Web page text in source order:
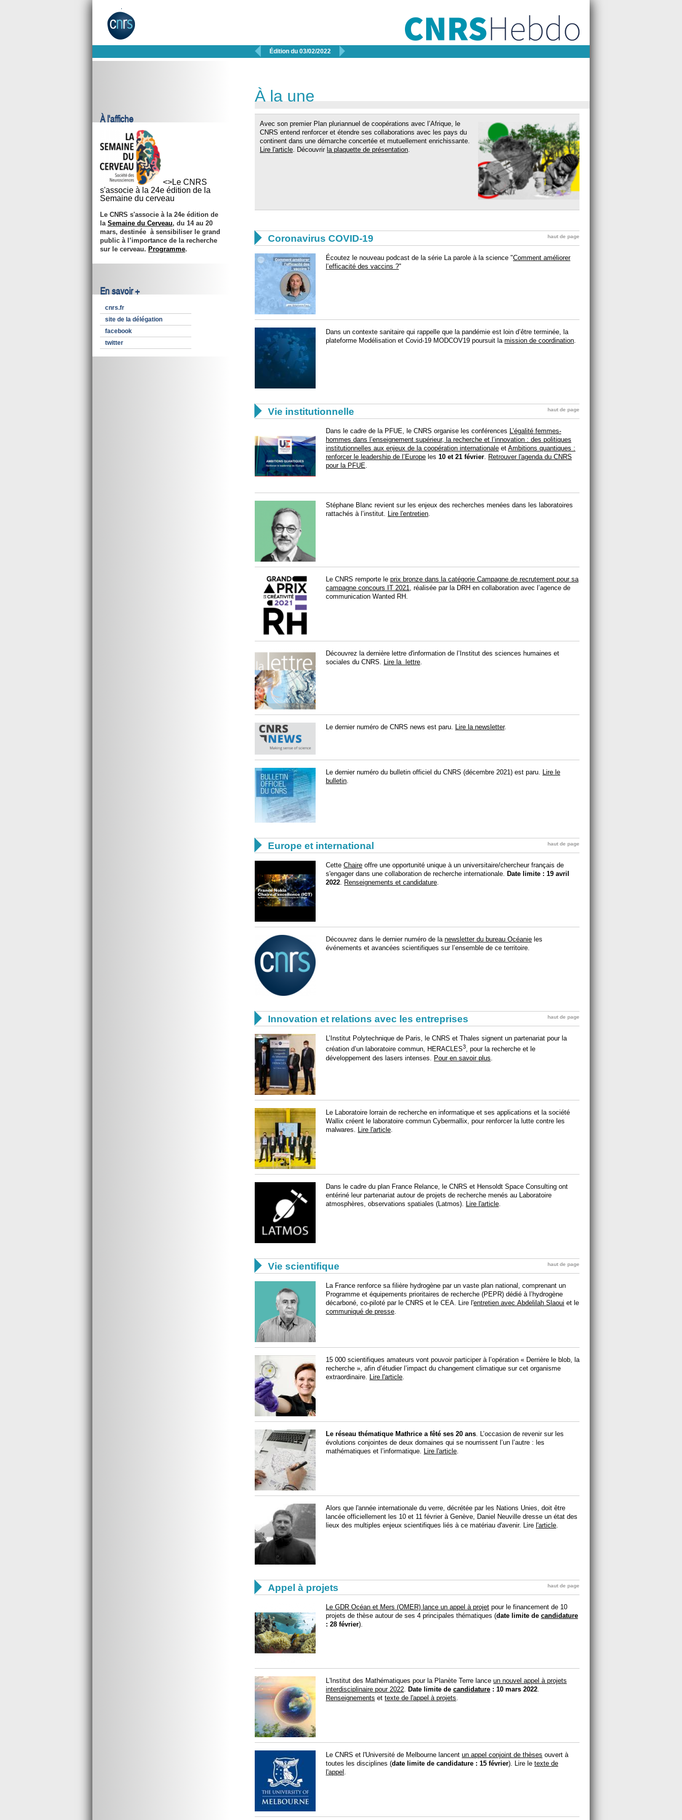
 Édition du 03/02/2022 
À l'affiche
<>Le CNRS
s'associe à la 24e édition de la
Semaine du cerveau
Le CNRS s'associe à la 24e édition de
la Semaine du Cerveau, du 14 au 20
mars, destinée à sensibiliser le grand
public à l’importance de la recherche
sur le cerveau. Programme.
En savoir +
cnrs.fr
site de la délégation
facebook
twitter
À la une
Avec son premier Plan pluriannuel de coopérations avec l’Afrique, le
CNRS entend renforcer et étendre ses collaborations avec les pays du
continent dans une démarche concertée et mutuellement enrichissante.
Lire l'article. Découvrir la plaquette de présentation.
 Coronavirus COVID-19 haut de page
Écoutez le nouveau podcast de la série La parole à la science "Comment améliorer
l’efficacité des vaccins ?"
​Dans un contexte sanitaire qui rappelle que la pandémie est loin d’être terminée, la
plateforme Modélisation et Covid-19 MODCOV19 poursuit la mission de coordination.
 Vie institutionnelle haut de page
Dans le cadre de la PFUE, le CNRS organise les conférences L’égalité femmes-
hommes dans l’enseignement supérieur, la recherche et l’innovation : des politiques
institutionnelles aux enjeux de la coopération internationale et Ambitions quantiques :
renforcer le leadership de l’Europe les 10 et 21 février. Retrouver l'agenda du CNRS
pour la PFUE.
Stéphane Blanc revient sur les enjeux des recherches menées dans les laboratoires
rattachés à l’institut. Lire l'entretien.
​Le CNRS remporte le prix bronze dans la catégorie Campagne de recrutement pour sa
campagne concours IT 2021, réalisée par la DRH en collaboration avec l’agence de
communication Wanted RH.
Découvrez la dernière lettre d'information de l’Institut des sciences humaines et
sociales du CNRS. Lire la lettre.
Le dernier numéro de CNRS news est paru. Lire la newsletter.
Le dernier numéro du bulletin officiel du CNRS (décembre 2021) est paru. Lire le
bulletin.
 Europe et international haut de page
Cette Chaire offre une opportunité unique à un universitaire/chercheur français de
s'engager dans une collaboration de recherche internationale. Date limite : 19 avril
2022. Renseignements et candidature.
Découvrez dans le dernier numéro de la newsletter du bureau Océanie les
événements et avancées scientifiques sur l’ensemble de ce territoire.
 Innovation et relations avec les entreprises haut de page
L’Institut Polytechnique de Paris, le CNRS et Thales signent un partenariat pour la
création d’un laboratoire commun, HERACLES3, pour la recherche et le
développement des lasers intenses. Pour en savoir plus
Le Laboratoire lorrain de recherche en informatique et ses applications et la société
Wallix créent le laboratoire commun Cybermallix, pour renforcer la lutte contre les
malwares. Lire l'article.
Dans le cadre du plan France Relance, le CNRS et Hensoldt Space Consulting ont
entériné leur partenariat autour de projets de recherche menés au Laboratoire
atmosphères, observations spatiales (Latmos). Lire l'article.
 Vie scientifique haut de page
La France renforce sa filière hydrogène par un vaste plan national, comprenant un
Programme et équipements prioritaires de recherche (PEPR) dédié à l’hydrogène
décarboné, co-piloté par le CNRS et le CEA. Lire l'entretien avec Abdelilah Slaoui et le
communiqué de presse.
15 000 scientifiques amateurs vont pouvoir participer à l’opération « Derrière le blob, la
recherche », afin d’étudier l’impact du changement climatique sur cet organisme
extraordinaire. Lire l'article.
Le réseau thématique Mathrice a fêté ses 20 ans. L’occasion de revenir sur les
évolutions conjointes de deux domaines qui se nourrissent l’un l’autre : les
mathématiques et l’informatique. Lire l'article.
Alors que l'année internationale du verre, décrétée par les Nations Unies, doit être
lancée officiellement les 10 et 11 février à Genève, Daniel Neuville dresse un état des
lieux des multiples enjeux scientifiques liés à ce matériau d'avenir. Lire l'article.
 Appel à projets haut de page
Le GDR Océan et Mers (OMER) lance un appel à projet pour le financement de 10
projets de thèse autour de ses 4 principales thématiques (date limite de candidature
: 28 février).
​L'Institut des Mathématiques pour la Planète Terre lance un nouvel appel à projets
interdisciplinaire pour 2022. Date limite de candidature : 10 mars 2022.
Renseignements et texte de l'appel à projets.
​Le CNRS et l'Université de Melbourne lancent un appel conjoint de thèses ouvert à
toutes les disciplines (date limite de candidature : 15 février). Lire le texte de
l'appel .